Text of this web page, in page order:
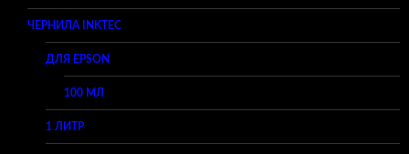
ЧЕРНИЛА INKTEC
ДЛЯ EPSON
100 МЛ
1 ЛИТР